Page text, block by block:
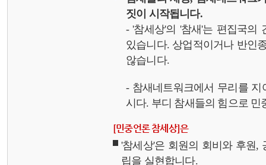
짓이 시작됩니다.
- '참세상'의 '참새'는 편집국의
있습니다. 상업적이거나 반인
않습니다.
- 참새네트워크에서 무리를
시다. 부디 참새들의 힘으로 민
[민중언론 참세상]은
'참세상'은 회원의 회비와 후원,
립을 실현합니다.